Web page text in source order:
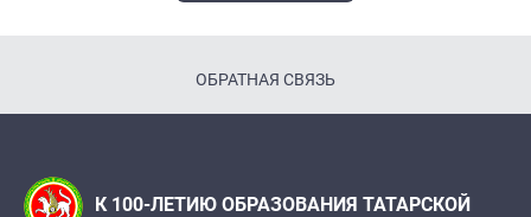
ОБРАТНАЯ СВЯЗЬ
К 100-ЛЕТИЮ ОБРАЗОВАНИЯ ТАТАРСКОЙ